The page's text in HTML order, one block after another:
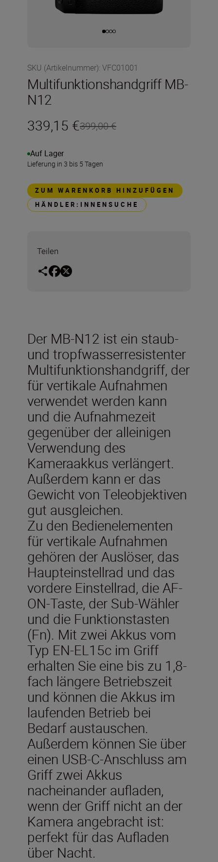
SKU (Artikelnummer): VFC01001
Multifunktionshandgriff MB-
N12
339,15 €399,00 €
Auf Lager
Lieferung in 3 bis 5 Tagen
ZUM WARENKORB HINZUFÜGEN
HÄNDLER:INNENSUCHE
Teilen
Der MB-N12 ist ein staub-
und tropfwasserresistenter
Multifunktionshandgriff, der
für vertikale Aufnahmen
verwendet werden kann
und die Aufnahmezeit
gegenüber der alleinigen
Verwendung des
Kameraakkus verlängert.
Außerdem kann er das
Gewicht von Teleobjektiven
gut ausgleichen.
Zu den Bedienelementen
für vertikale Aufnahmen
gehören der Auslöser, das
Haupteinstellrad und das
vordere Einstellrad, die AF-
ON-Taste, der Sub-Wähler
und die Funktionstasten
(Fn). Mit zwei Akkus vom
Typ EN-EL15c im Griff
erhalten Sie eine bis zu 1,8-
fach längere Betriebszeit
und können die Akkus im
laufenden Betrieb bei
Bedarf austauschen.
Außerdem können Sie über
einen USB-C-Anschluss am
Griff zwei Akkus
nacheinander aufladen,
wenn der Griff nicht an der
Kamera angebracht ist:
perfekt für das Aufladen
über Nacht.